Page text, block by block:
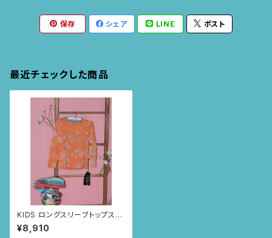
保存 シェア LINE ポスト
最近チェックした商品
KIDS ロングスリーブトップス
size:2歳 (オレンジ/カモミ
ール柄)
¥8,910